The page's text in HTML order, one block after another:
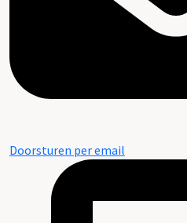
Doorsturen per email